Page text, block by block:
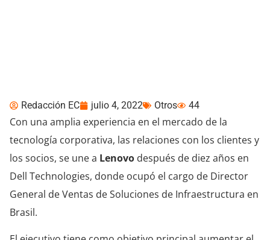
Redacción EC julio 4, 2022 Otros 44
Con una amplia experiencia en el mercado de la
tecnología corporativa, las relaciones con los clientes y
los socios, se une a Lenovo después de diez años en
Dell Technologies, donde ocupó el cargo de Director
General de Ventas de Soluciones de Infraestructura en
Brasil.